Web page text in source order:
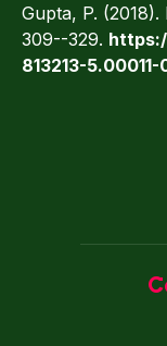
Gupta, P.
309--329.
813213-5.00011-